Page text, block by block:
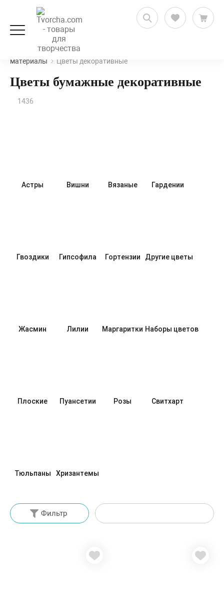
Рукоделие и флористика
материалы
Цветы декоративные
Цветы бумажные декоративные
1436
Астры Вишни Вязаные Гардении
Гвоздики Гипсофила Гортензии Другие цветы
Жасмин Лилии Маргаритки Наборы цветов
Плоские Пуансетии Розы Свитхарт
Тюльпаны Хризантемы
Фильтр